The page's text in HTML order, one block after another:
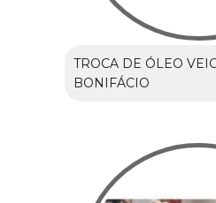
TROCA DE ÓLEO
BONIFÁCIO